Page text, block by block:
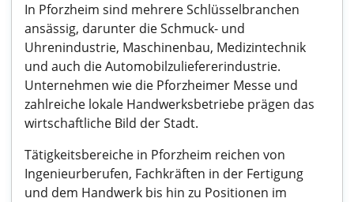
In Pforzheim sind mehrere Schlüsselbranchen
ansässig, darunter die Schmuck- und
Uhrenindustrie, Maschinenbau, Medizintechnik
und auch die Automobilzuliefererindustrie.
Unternehmen wie die Pforzheimer Messe und
zahlreiche lokale Handwerksbetriebe prägen das
wirtschaftliche Bild der Stadt.
Tätigkeitsbereiche in Pforzheim reichen von
Ingenieurberufen, Fachkräften in der Fertigung
und dem Handwerk bis hin zu Positionen im